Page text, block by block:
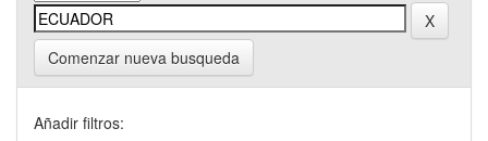
Comenzar nueva busqueda
Añadir filtros: